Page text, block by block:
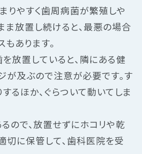
りやすく歯周病菌が繁殖しや
ま放置し続けると、最悪の場合
あります。
放置していると、隣にある健
が及ぶので注意が必要です。す
るほか、ぐらついて動いてしま
ので、放置せずにホコリや乾
切に保管して、歯科医院を受